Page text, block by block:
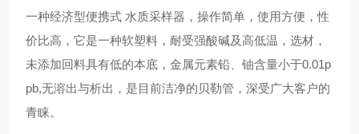
一种经济型便携式 水质采样器，操作简单，使用方便，性
价比高， 它是一种软塑料，耐受强酸碱及高低温，选材，
未添加回料具有低的本底，金属元素铅、铀含量小于0.01p
pb,无溶出与析出，是目前洁净的贝勒管，深受广大客户的
青睐。